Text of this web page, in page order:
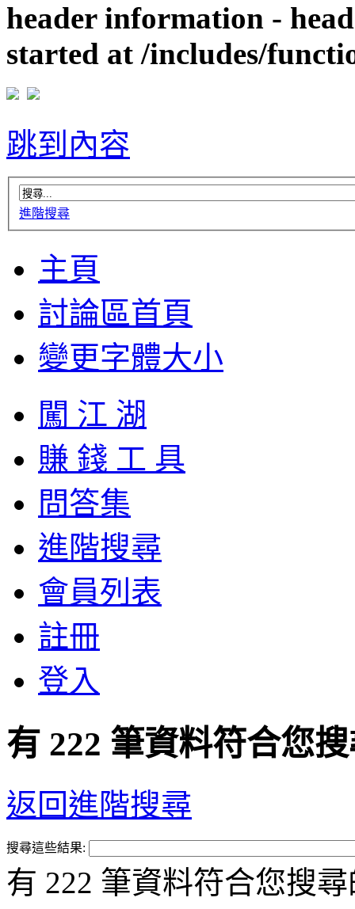
header information -
started at /includes/
跳到內容
進階搜尋
主頁
討論區首頁
變更字體大小
闖 江 湖
賺 錢 工 具
問答集
進階搜尋
會員列表
註冊
登入
有 222 筆資料符合您
返回進階搜尋
搜尋這些結果:
有 222 筆資料符合您搜